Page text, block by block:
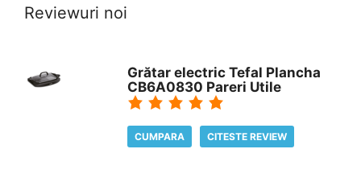
Reviewuri noi
Grătar electric Tefal Plancha
CB6A0830 Pareri Utile
CUMPARA CITESTE REVIEW